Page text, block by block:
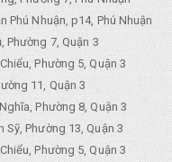
Phú Nhuận, p14, Phú Nhuận
Phường 7, Quận 3
Phường 5, Quận 3
11, Quận 3
Phường 8, Quận 3
Sỹ, Phường 13, Quận 3
Phường 5, Quận 3